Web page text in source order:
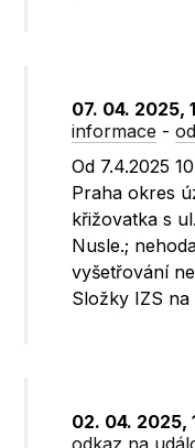
07. 04. 2025,
informace -
Od 7.4.2025
Praha okres
křižovatka s
Nusle.;
vyšetřování
Složky IZS na
02. 04. 2025,
odkaz na